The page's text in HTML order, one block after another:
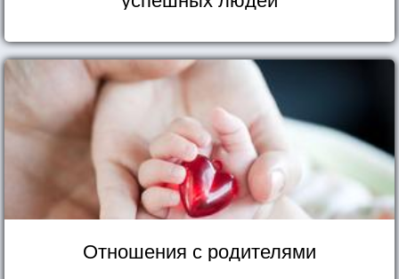
Отношения с родителями